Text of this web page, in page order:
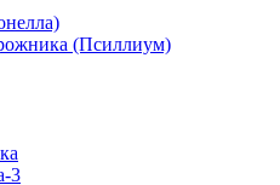
(Псиллиум)
3